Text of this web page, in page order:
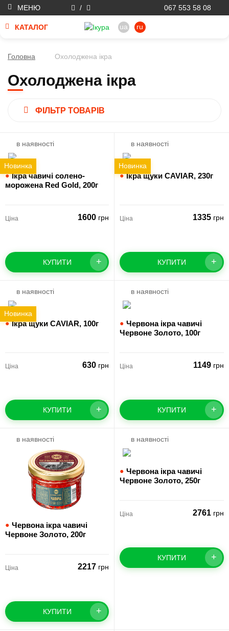
МЕНЮ / 067 553 58 08
ua ru
КАТАЛОГ
Головна Охолоджена ікра
Охолоджена ікра
ФІЛЬТР ТОВАРІВ
в наявності
Новинка
● Ікра чавичі солено-
морожена Red Gold, 200г
Ціна 1600 грн
+
КУПИТИ
в наявності
Новинка
● Ікра щуки CAVIAR, 230г
Ціна 1335 грн
+
КУПИТИ
в наявності
Новинка
● Ікра щуки CAVIAR, 100г
Ціна 630 грн
+
КУПИТИ
в наявності
● Червона ікра чавичі
Червоне Золото, 100г
Ціна 1149 грн
+
КУПИТИ
в наявності
● Червона ікра чавичі
Червоне Золото, 200г
Ціна 2217 грн
+
КУПИТИ
в наявності
● Червона ікра чавичі
Червоне Золото, 250г
Ціна 2761 грн
+
КУПИТИ